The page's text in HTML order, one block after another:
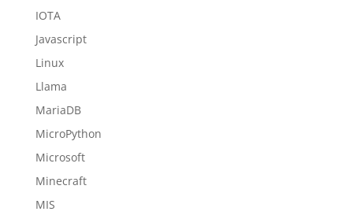
IOTA
Javascript
Linux
Llama
MariaDB
MicroPython
Microsoft
Minecraft
MIS